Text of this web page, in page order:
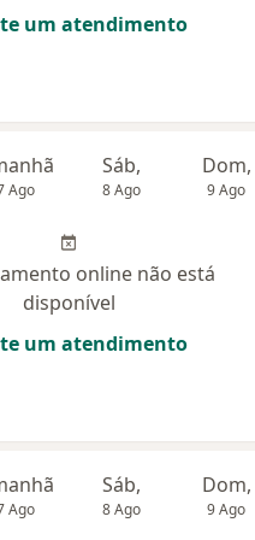
um atendimento
Ago
Sáb,
8 Ago
Dom,
9 Ago
online não está
disponível
um atendimento
Ago
Sáb,
8 Ago
Dom,
9 Ago